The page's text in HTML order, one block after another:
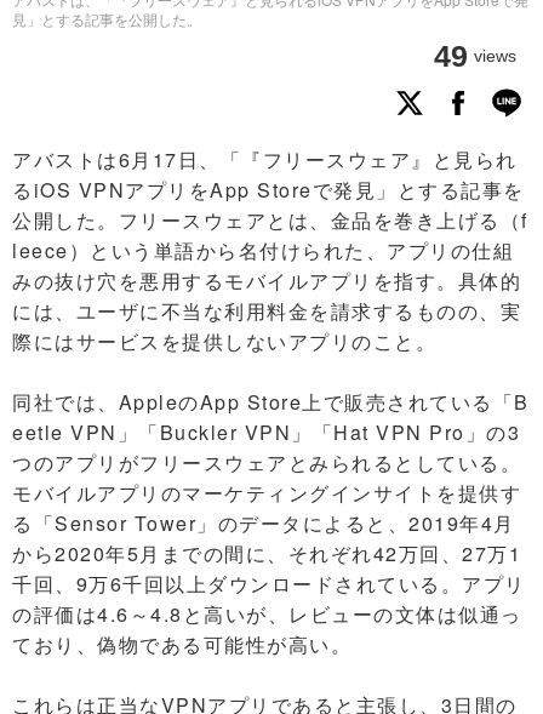
見」とする記事を公開した。
49 views
アバストは6月17日、「『フリースウェア』と見られ
るiOS VPNアプリをApp Storeで発見」とする記事を
公開した。フリースウェアとは、金品を巻き上げる（f
leece）という単語から名付けられた、アプリの仕組
みの抜け穴を悪用するモバイルアプリを指す。具体的
には、ユーザに不当な利用料金を請求するものの、実
際にはサービスを提供しないアプリのこと。
同社では、AppleのApp Store上で販売されている「B
eetle VPN」「Buckler VPN」「Hat VPN Pro」の3
つのアプリがフリースウェアとみられるとしている。
モバイルアプリのマーケティングインサイトを提供す
る「Sensor Tower」のデータによると、2019年4月
から2020年5月までの間に、それぞれ42万回、27万1
千回、9万6千回以上ダウンロードされている。アプリ
の評価は4.6～4.8と高いが、レビューの文体は似通っ
ており、偽物である可能性が高い。
これらは正当なVPNアプリであると主張し、3日間の